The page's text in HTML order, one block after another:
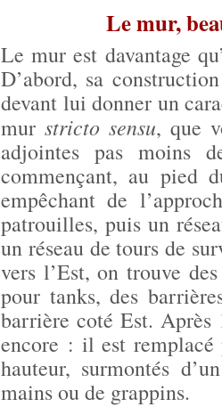
Le mur,
Le mur est davantage
D’abord, sa
devant lui donner un
mur stricto sensu, que
adjointes pas moins
commençant, au pied
empêchant de
patrouilles, puis un
un réseau de tours de
vers l’Est, on trouve
pour tanks, des
barrière coté Est.
encore : il est remplacé
hauteur, surmontés
mains ou de grappins.